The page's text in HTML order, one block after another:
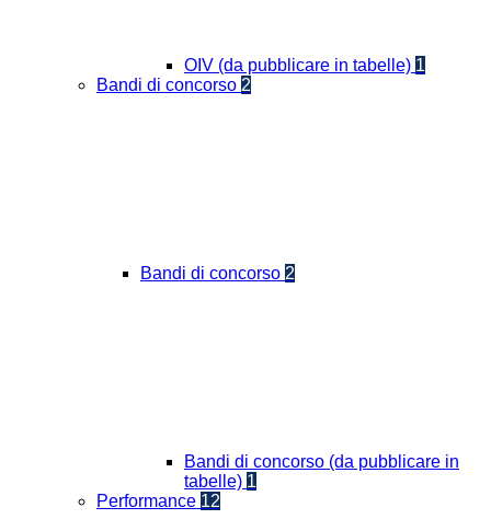
OIV (da pubblicare in tabelle) 1
Bandi di concorso 2
Bandi di concorso 2
Bandi di concorso (da pubblicare in
tabelle) 1
Performance 12